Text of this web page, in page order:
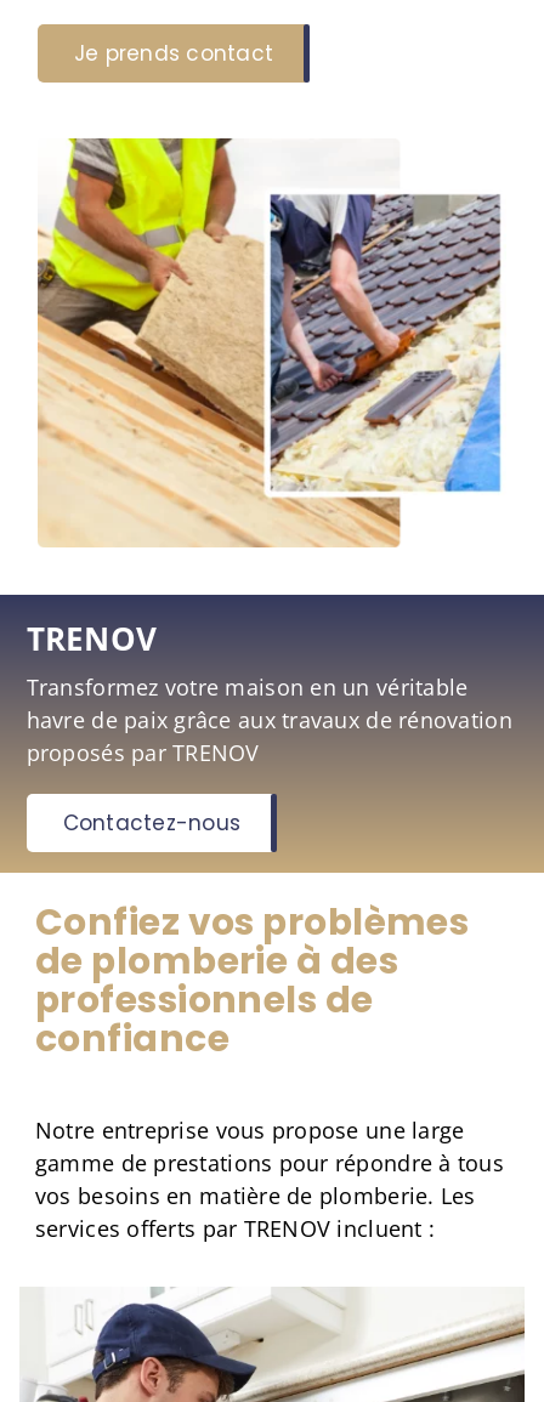
Je prends contact
TRENOV
Transformez votre maison en un véritable
havre de paix grâce aux travaux de rénovation
proposés par TRENOV
Contactez-nous
Confiez vos problèmes
de plomberie à des
professionnels de
confiance
Notre entreprise vous propose une large
gamme de prestations pour répondre à tous
vos besoins en matière de plomberie. Les
services offerts par TRENOV incluent :